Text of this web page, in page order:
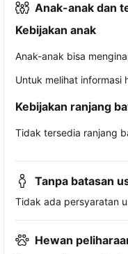
Anak-anak dan
Kebijakan anak
Anak-anak bisa
Untuk melihat informasi
Kebijakan ranjang
Tidak tersedia ranjang
Tanpa batasan
Tidak ada persyaratan
Hewan